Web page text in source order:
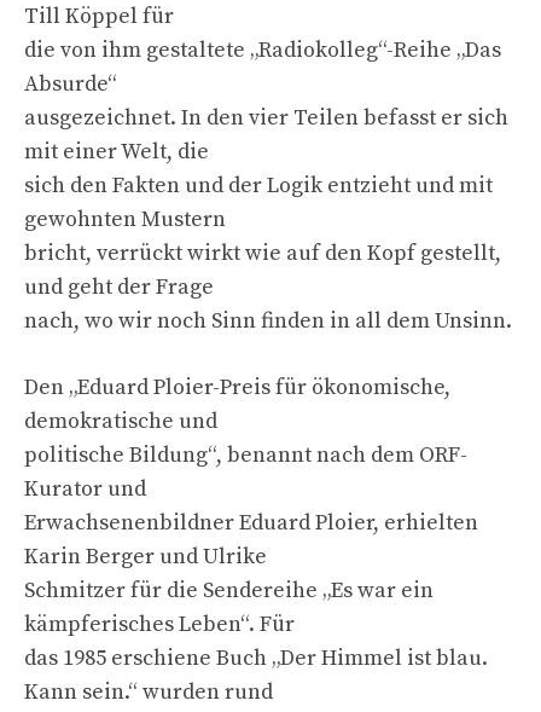
Till Köppel für
die von ihm gestaltete „Radiokolleg“-Reihe „Das
Absurde“
ausgezeichnet. In den vier Teilen befasst er sich
mit einer Welt, die
sich den Fakten und der Logik entzieht und mit
gewohnten Mustern
bricht, verrückt wirkt wie auf den Kopf gestellt,
und geht der Frage
nach, wo wir noch Sinn finden in all dem Unsinn.
Den „Eduard Ploier-Preis für ökonomische,
demokratische und
politische Bildung“, benannt nach dem ORF-
Kurator und
Erwachsenenbildner Eduard Ploier, erhielten
Karin Berger und Ulrike
Schmitzer für die Sendereihe „Es war ein
kämpferisches Leben“. Für
das 1985 erschiene Buch „Der Himmel ist blau.
Kann sein.“ wurden rund